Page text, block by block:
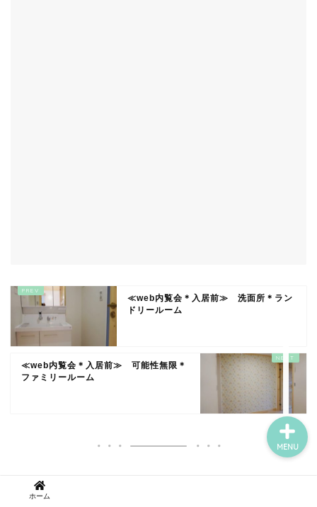
≪web内覧会＊入居前≫ 洗面所＊ラン
ドリールーム
≪web内覧会＊入居前≫ 可能性無限＊
ファミリールーム
キーワードから記事を探す
ホーム
MENU
買ってよかったもの